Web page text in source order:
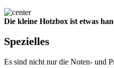
Die kleine Hotzbox ist etwas
Spezielles
Es sind nicht nur die Noten- und